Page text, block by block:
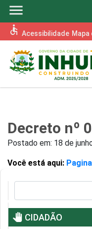
menu
accessible Acessibilidade Mapa
Decreto nº
Postado em: 18 de
Você está aqui:
pan_tool CIDADÃO